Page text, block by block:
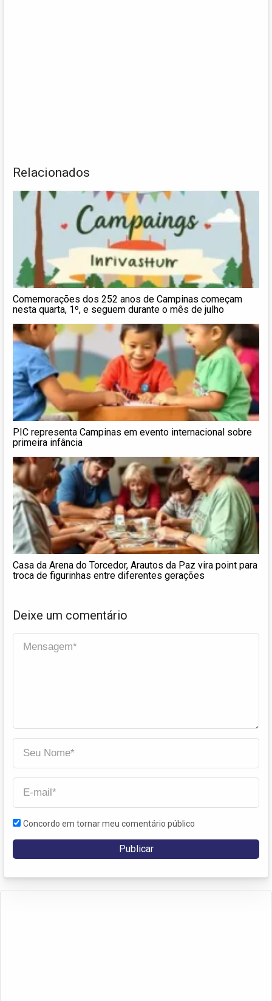
Relacionados
Comemorações dos 252 anos de Campinas começam
nesta quarta, 1º, e seguem durante o mês de julho
PIC representa Campinas em evento internacional sobre
primeira infância
Casa da Arena do Torcedor, Arautos da Paz vira point para
troca de figurinhas entre diferentes gerações
Deixe um comentário
Concordo em tornar meu comentário público